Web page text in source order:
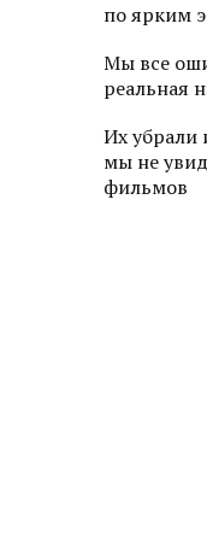
по ярким
Мы все
реальная
Их убрали
мы не
фильмов